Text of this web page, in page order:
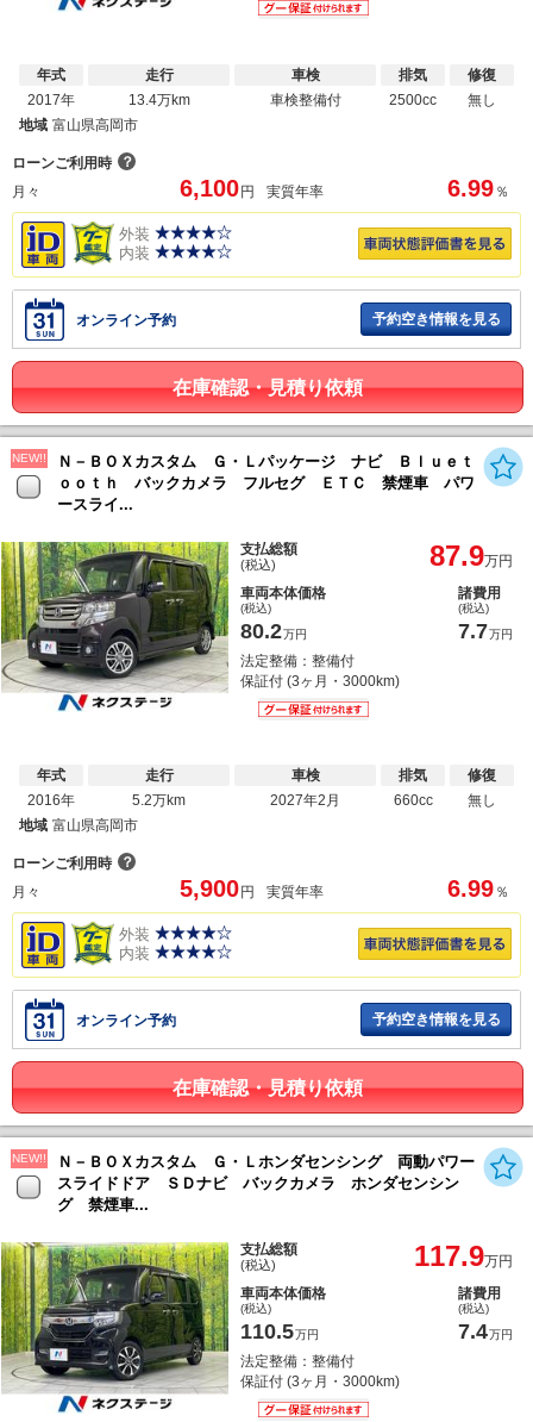
年式
2017年
走行
13.4万km
車検
車検整備付
排気
2500cc
修復
無し
地域 富山県高岡市
ローンご利用時 ？
月々
6,100円 実質年率 6.99 ％
外装
内装
オンライン予約 予約空き情報を見る
在庫確認・見積り依頼
NEW!!
Ｎ－ＢＯＸカスタム Ｇ・Ｌパッケージ ナビ Ｂｌｕｅｔ
ｏｏｔｈ バックカメラ フルセグ ＥＴＣ 禁煙車 パワ
ースライ...
支払総額
(税込) 87.9万円
車両本体価格
(税込)
80.2万円
諸費用
(税込)
7.7万円
法定整備：整備付
保証付 (3ヶ月・3000km)
年式
2016年
走行
5.2万km
車検
2027年2月
排気
660cc
修復
無し
地域 富山県高岡市
ローンご利用時 ？
月々
5,900 円 実質年率 6.99 ％
外装
内装
オンライン予約 予約空き情報を見る
在庫確認・見積り依頼
NEW!!
Ｎ－ＢＯＸカスタム Ｇ・Ｌホンダセンシング 両動パワー
スライドドア ＳＤナビ バックカメラ ホンダセンシン
グ 禁煙車...
支払総額
(税込) 117.9万円
車両本体価格
(税込)
110.5万円
諸費用
(税込)
7.4万円
法定整備：整備付
保証付 (3ヶ月・3000km)